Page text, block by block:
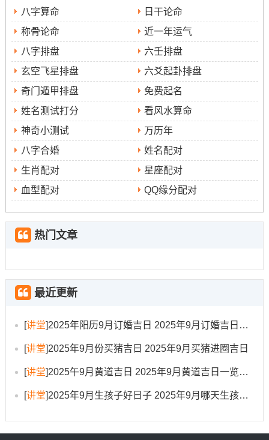
得注意的民俗禁忌
选择吉日的认识部分传统的民俗禁忌也是很有必要的 这有
机遇帮助大家更好地规避部分被认为不吉利的事件！
要避开“冲煞”的日子
，也就是新人的生肖与当日的干支
相冲,比如属鼠的人应尽量避开农历的马日、羊日,属牛的人
则应避开鼠日、兔日;在这一点好重要哦！
某些特别指定的日子也被认为不太适合举办喜事比
如“三煞日”就得尤其留意- 2025年农历九月的部分日子或许
属于此类，最佳能避开！
婚礼的布置与进行过程中也有部分小讲究,比如新房的
位置最佳能避开当年的三煞位（2025年乙巳年三煞位在东
怎么办选择最适合你们的吉日?!
看了这么多吉日同禁忌，是不是有点眼花缭乱了呢?别担心
这里有部分适用的建议能帮到你！最理想的方式是结合
双方的生辰八字进行选择在这是最传统也是最受推崇的
方法，有机遇请专业的老师找原因，找到对你们二人最有
别忘了考虑实际情况跟环境因素，吉日虽好;但要是…
八字算命
日干论命
称骨论命
近一年运气
八字排盘
六壬排盘
玄空飞星排盘
六爻起卦排盘
奇门遁甲排盘
免费起名
姓名测试打分
看风水算命
神奇小测试
万历年
八字合婚
姓名配对
生肖配对
星座配对
血型配对
QQ缘分配对
热门文章
最近更新
[讲堂]2025年阳历9月订婚吉日 2025年9月订婚吉日有哪几天
[讲堂]2025年9月份买猪吉日 2025年9月买猪进圈吉日
[讲堂]2025午9月黄道吉日 2025年9月黄道吉日一览表大全
[讲堂]2025年9月生孩子好日子 2025年9月哪天生孩子比较好